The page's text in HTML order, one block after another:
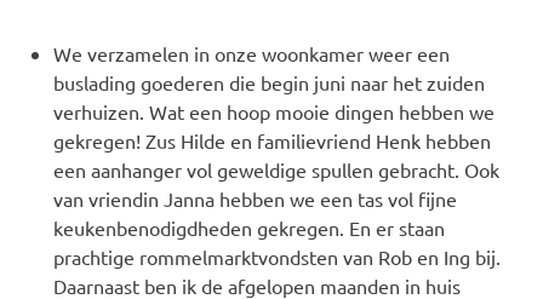
We verzamelen in onze woonkamer weer een
buslading goederen die begin juni naar het zuiden
verhuizen. Wat een hoop mooie dingen hebben we
gekregen! Zus Hilde en familievriend Henk hebben
een aanhanger vol geweldige spullen gebracht. Ook
van vriendin Janna hebben we een tas vol fijne
keukenbenodigdheden gekregen. En er staan
prachtige rommelmarktvondsten van Rob en Ing bij.
Daarnaast ben ik de afgelopen maanden in huis